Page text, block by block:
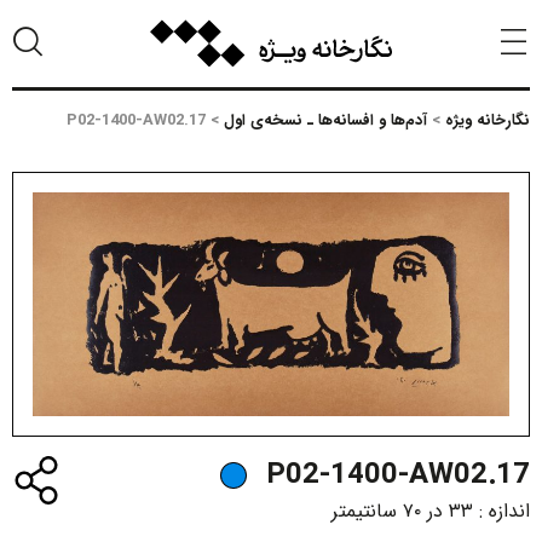
نگارخانه ویژه >آدم‌ها و افسانه‌ها ـ نسخه‌ی اول >
P02-1400-AW02.17
P02-1400-AW02.17
اندازه : ۳۳ در ۷۰ سانتیمتر